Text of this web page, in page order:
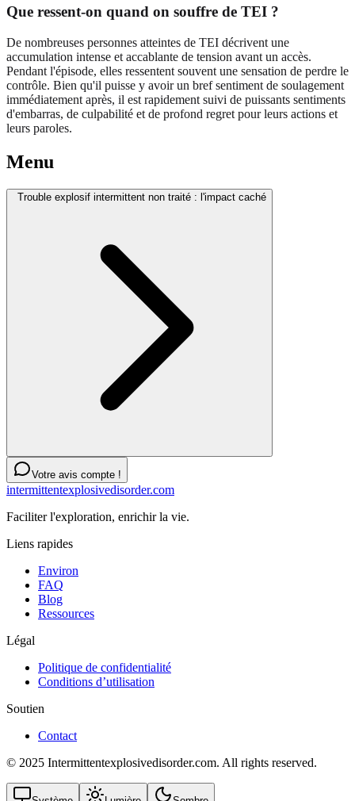
Que ressent-on quand on souffre de TEI ?
De nombreuses personnes atteintes de TEI décrivent une
accumulation intense et accablante de tension avant un accès.
Pendant l'épisode, elles ressentent souvent une sensation de perdre le
contrôle. Bien qu'il puisse y avoir un bref sentiment de soulagement
immédiatement après, il est rapidement suivi de puissants sentiments
d'embarras, de culpabilité et de profond regret pour leurs actions et
leurs paroles.
Menu
Trouble explosif intermittent non traité : l'impact caché
Votre avis compte !
intermittentexplosivedisorder.com
Faciliter l'exploration, enrichir la vie.
Liens rapides
Environ
FAQ
Blog
Ressources
Légal
Politique de confidentialité
Conditions d’utilisation
Soutien
Contact
© 2025 Intermittentexplosivedisorder.com. All rights reserved.